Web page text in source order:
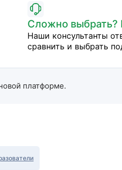
Сложно
Наши консультанты
сравнить и выбрать
платформе.